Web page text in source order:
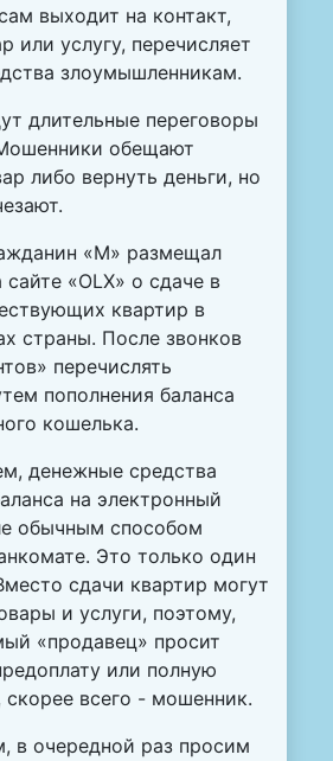
выходит на контакт,
или услугу, перечисляет
злоумышленникам.
длительные переговоры
обещают
либо вернуть деньги, но
«М» размещал
сайте «OLX» о сдаче в
квартир в
страны. После звонков
перечислять
пополнения баланса
кошелька.
денежные средства
на электронный
обычным способом
Это только один
сдачи квартир могут
и услуги, поэтому,
«продавец» просит
или полную
скорее всего - мошенник.
в очередной раз просим